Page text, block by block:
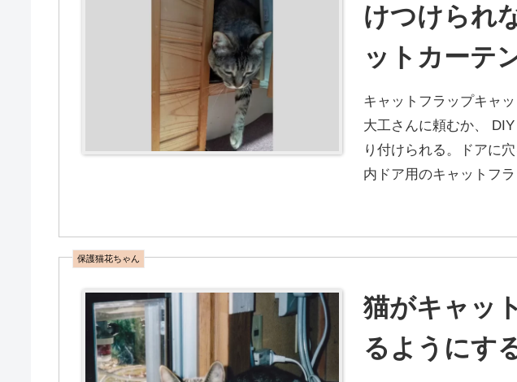
けつけられ
ットカーテ
キャットフラップキャ
大工さんに頼むか、
り付けられる。ドアに
内ドア用のキャットフ
保護猫花ちゃん
猫がキャッ
るようにす